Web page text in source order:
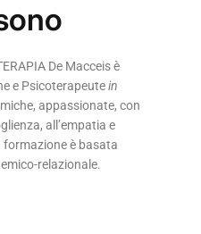
De Macceis è
e Psicoterapeutein
appassionate, con
all’empatia e
formazione è basata
relazionale.